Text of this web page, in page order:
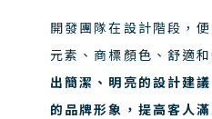
開發團隊在設計階段，
元素、商標顏色、舒適
出簡潔、明亮的設計建
的品牌形象，提高客人